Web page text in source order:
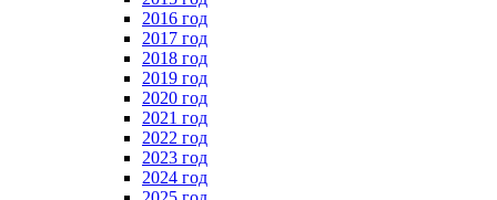
2016 год
2017 год
2018 год
2019 год
2020 год
2021 год
2022 год
2023 год
2024 год